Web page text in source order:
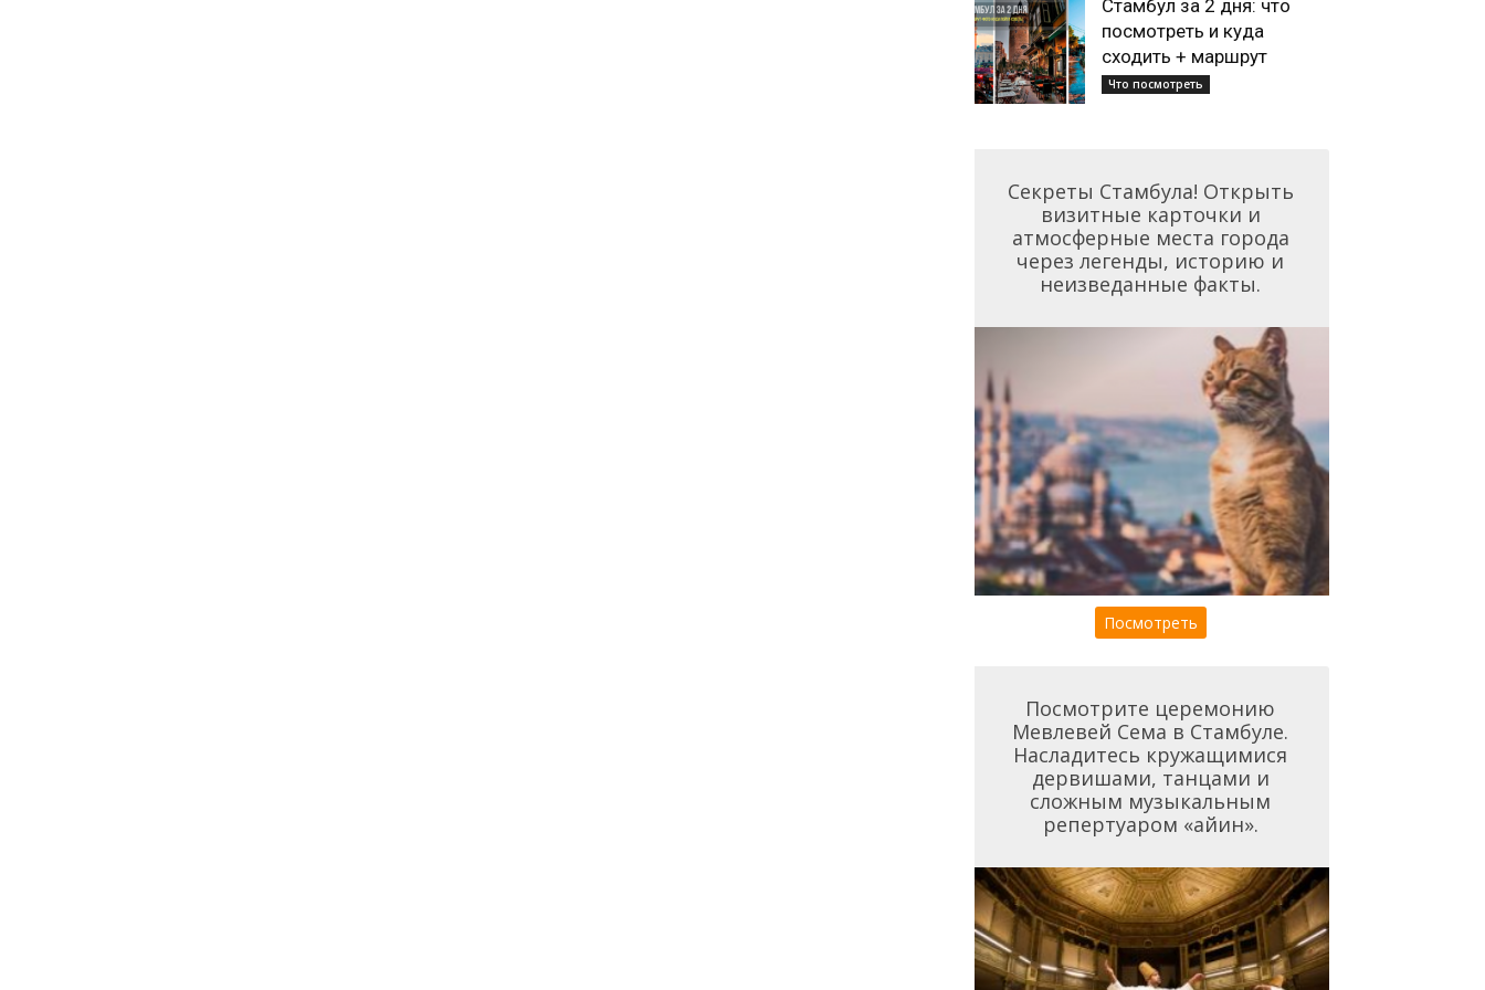
Стамбул за 2 дня: что
посмотреть и куда
сходить + маршрут
Что посмотреть
Секреты Стамбула! Открыть
визитные карточки и
атмосферные места города
через легенды, историю и
неизведанные факты.
Посмотреть
Посмотрите церемонию
Мевлевей Сема в Стамбуле.
Насладитесь кружащимися
дервишами, танцами и
сложным музыкальным
репертуаром «айин».